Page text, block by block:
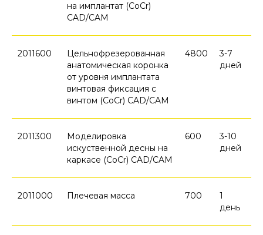
на имплантат (CoCr)
CAD/CAM
2011600
Цельнофрезерованная
анатомическая коронка
от уровня имплантата
винтовая фиксация с
винтом (CoCr) CAD/CAM
4800
3-7
дней
2011300
Моделировка
искуственной десны на
каркасе (CoCr) CAD/CAM
600
3-10
дней
2011000 Плечевая масса 700
1
день